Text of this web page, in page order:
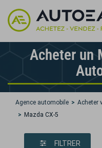
Acheter un
Agence automobile Acheter
Mazda CX-5
FILTRER